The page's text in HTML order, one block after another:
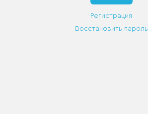
Регистрация
Восстановить пароль